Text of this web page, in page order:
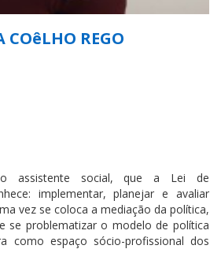
COêLHO REGO
assistente social, que a Lei de
implementar, planejar e avaliar
vez se coloca a mediação da política,
se problematizar o modelo de política
como espaço sócio-profissional dos